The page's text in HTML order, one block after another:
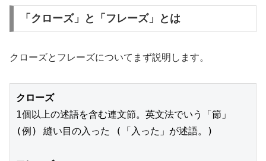
「クローズ」と「フレーズ」とは
クローズとフレーズについてまず説明します。
クローズ
1個以上の述語を含む連文節。英文法でいう「節」
(例) 縫い目の入った (「入った」が述語。)